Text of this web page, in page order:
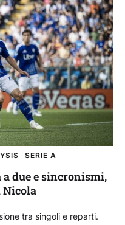
SERIE A
a due e sincronismi,
Nicola
tra singoli e reparti.